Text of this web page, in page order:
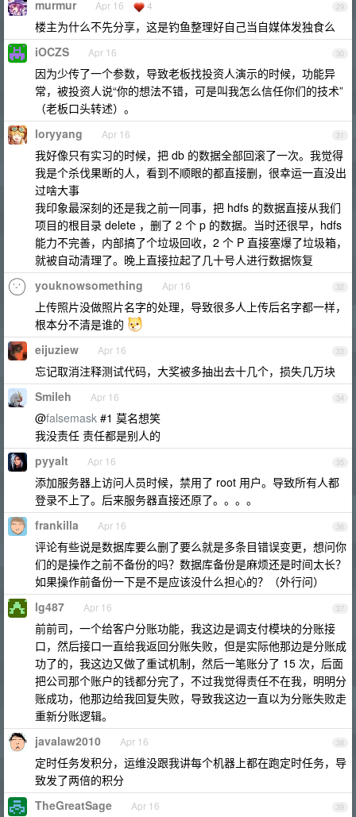
29
murmur Apr 16 4
楼主为什么不先分享，这是钓鱼整理好自己当自媒体发独食么
30
iOCZS Apr 16
因为少传了一个参数，导致老板找投资人演示的时候，功能异
常，被投资人说“你的想法不错，可是叫我怎么信任你们的技术”
（老板口头转述）。
31
loryyang Apr 16
我好像只有实习的时候，把 db 的数据全部回滚了一次。我觉得
我是个杀伐果断的人，看到不顺眼的都直接删，很幸运一直没出
过啥大事
我印象最深刻的还是我之前一同事，把 hdfs 的数据直接从我们
项目的根目录 delete ，删了 2 个 p 的数据。当时还很早，hdfs
能力不完善，内部搞了个垃圾回收，2 个 P 直接塞爆了垃圾箱，
就被自动清理了。晚上直接拉起了几十号人进行数据恢复
32
youknowsomething Apr 16
上传照片没做照片名字的处理，导致很多人上传后名字都一样，
根本分不清是谁的
33
eijuziew Apr 16
忘记取消注释测试代码，大奖被多抽出去十几个，损失几万块
34
Smileh Apr 16
@falsemask #1 莫名想笑
我没责任 责任都是别人的
35
pyyalt Apr 16
添加服务器上访问人员时候，禁用了 root 用户。导致所有人都
登录不上了。后来服务器直接还原了。。。。
36
frankilla Apr 16
评论有些说是数据库要么删了要么就是多条目错误变更，想问你
们的是操作之前不备份的吗？数据库备份是麻烦还是时间太长？
如果操作前备份一下是不是应该没什么担心的？（外行问）
37
lg487 Apr 16
前前司，一个给客户分账功能，我这边是调支付模块的分账接
口，然后接口一直给我返回分账失败，但是实际他那边是分账成
功了的，我这边又做了重试机制，然后一笔账分了 15 次，后面
把公司那个账户的钱都分完了，不过我觉得责任不在我，明明分
账成功，他那边给我回复失败，导致我这边一直以为分账失败走
重新分账逻辑。
38
javalaw2010 Apr 16
定时任务发积分，运维没跟我讲每个机器上都在跑定时任务，导
致发了两倍的积分
39
TheGreatSage Apr 16